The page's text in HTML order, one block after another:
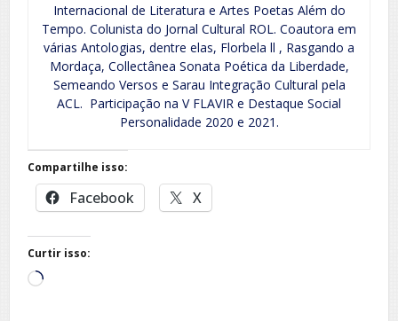
Internacional de Literatura e Artes Poetas Além do
Tempo. Colunista do Jornal Cultural ROL. Coautora em
várias Antologias, dentre elas, Florbela ll , Rasgando a
Mordaça, Collectânea Sonata Poética da Liberdade,
Semeando Versos e Sarau Integração Cultural pela
ACL. Participação na V FLAVIR e Destaque Social
Personalidade 2020 e 2021.
Compartilhe isso:
Facebook X
Curtir isso:
Carregando...